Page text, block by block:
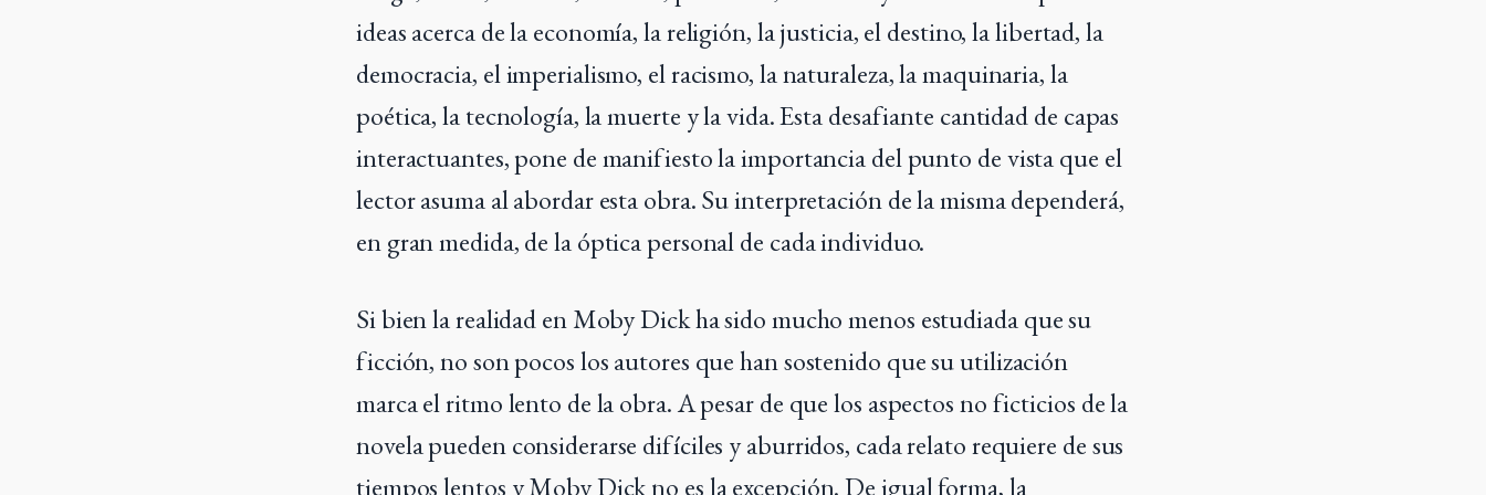
ideas acerca de la economía, la religión, la justicia, el destino, la libertad, la
democracia, el imperialismo, el racismo, la naturaleza, la maquinaria, la
poética, la tecnología, la muerte y la vida. Esta desafiante cantidad de capas
interactuantes, pone de manifiesto la importancia del punto de vista que el
lector asuma al abordar esta obra. Su interpretación de la misma dependerá,
en gran medida, de la óptica personal de cada individuo.
Si bien la realidad en Moby Dick ha sido mucho menos estudiada que su
ficción, no son pocos los autores que han sostenido que su utilización
marca el ritmo lento de la obra. A pesar de que los aspectos no ficticios de la
novela pueden considerarse difíciles y aburridos, cada relato requiere de sus
tiempos lentos y Moby Dick no es la excepción. De igual forma, la